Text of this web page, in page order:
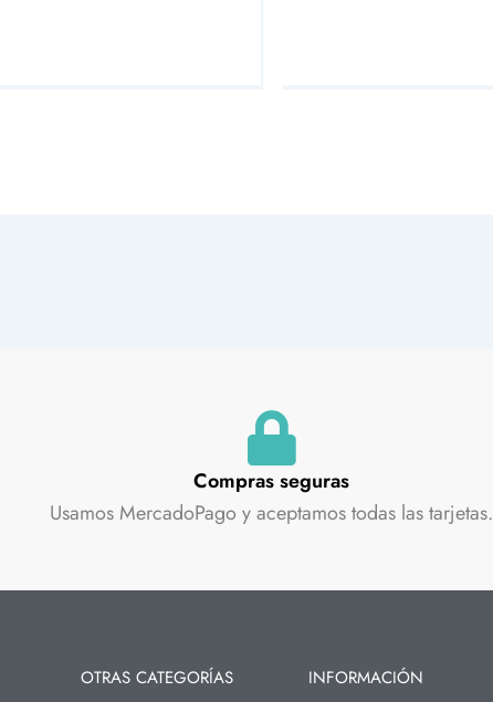
Compras seguras
Usamos MercadoPago y aceptamos todas las tarjetas.
OTRAS CATEGORÍAS INFORMACIÓN